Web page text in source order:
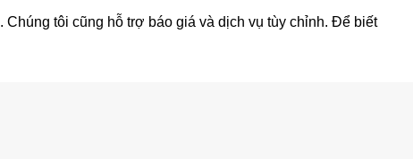
tôi cũng hỗ trợ báo giá và dịch vụ tùy chỉnh. Để biết